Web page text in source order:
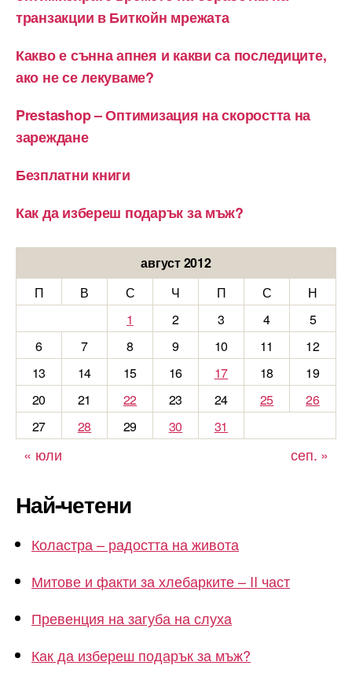
транзакции в Биткойн мрежата
Какво е сънна апнея и какви са последиците,
ако не се лекуваме?
Prestashop – Оптимизация на скоростта на
зареждане
Безплатни книги
Как да избереш подарък за мъж?
август 2012
П
В С Ч П С
Н
1
2 3 4
5
6
7 8 9 10 11
12
13
14 15 16 17 18
19
20
21 22 23 24 25
26
27
28 29 30 31
« юли сеп. »
Най-четени
Коластра – радостта на живота
Митове и факти за хлебарките – II част
Превенция на загуба на слуха
Как да избереш подарък за мъж?